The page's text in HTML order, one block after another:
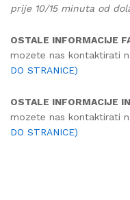
prije 10/15 minuta od
OSTALE INFORMACIJE
mozete nas kontaktirati
DO STRANICE)
OSTALE INFORMACIJE
mozete nas kontaktirati
DO STRANICE)